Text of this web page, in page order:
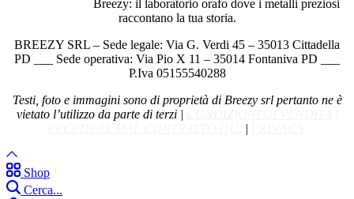
Breezy: il laboratorio orafo dove i metalli preziosi
raccontano la tua storia.
BREEZY SRL – Sede legale: Via G. Verdi 45 – 35013 Cittadella
PD ___ Sede operativa: Via Pio X 11 – 35014 Fontaniva PD ___
P.Iva 05155540288
Testi, foto e immagini sono di proprietà di Breezy srl pertanto ne è
vietato l’utilizzo da parte di terzi |
|
Shop
Cerca...